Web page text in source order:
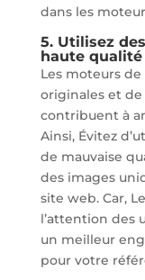
dans les
5. Utilisez
haute qualité
Les moteurs
originales et
contribuent à
Ainsi, Évitez
de mauvaise
des images
site web. Car,
l’attention des
un meilleur
pour votre